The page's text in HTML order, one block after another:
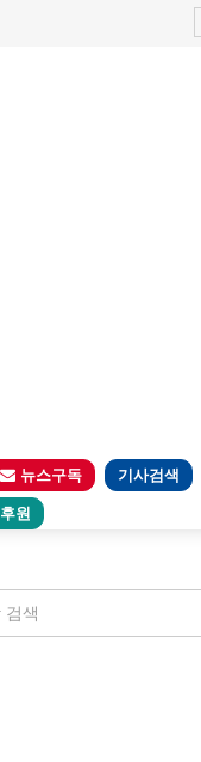
뉴스구독 기사검색
후원